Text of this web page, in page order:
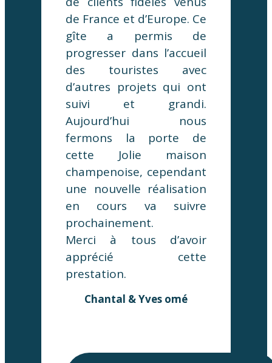
de France et d’Europe. Ce
gîte a permis de
progresser dans l’accueil
des touristes avec
d’autres projets qui ont
suivi et grandi.
Aujourd’hui nous
fermons la porte de
cette Jolie maison
champenoise, cependant
une nouvelle réalisation
en cours va suivre
prochainement.
Merci à tous d’avoir
apprécié cette
prestation.
Chantal & Yves omé